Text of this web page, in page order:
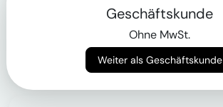
Nur für Geschäftskunden
Geschäftskunde
Ohne MwSt.
Weiter als Geschäftskunde